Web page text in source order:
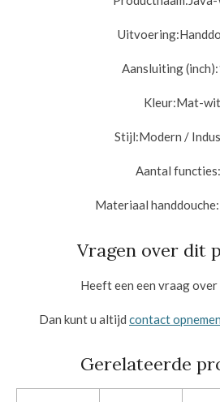
Uitvoering:
Aansluiting (inch):
Kleur:Mat-wit
Stijl:Modern /
Aantal functies:
Materiaal handdouche:
Vragen over dit
Heeft een een vraag
Dan kunt u altijd contact opnemen
Gerelateerde